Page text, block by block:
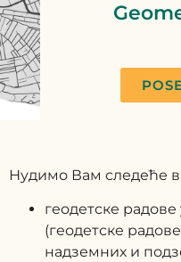
Нудимо Вам следеће
геодетске
(геодетске
надземних и